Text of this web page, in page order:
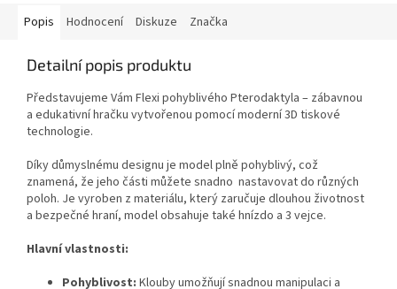
Popis Hodnocení Diskuze Značka
Detailní popis produktu
Představujeme Vám Flexi pohyblivého Pterodaktyla – zábavnou
a edukativní hračku vytvořenou pomocí moderní 3D tiskové
technologie.
Díky důmyslnému designu je model plně pohyblivý, což
znamená, že jeho části můžete snadno nastavovat do různých
poloh. Je vyroben z materiálu, který zaručuje dlouhou životnost
a bezpečné hraní, model obsahuje také hnízdo a 3 vejce.
Hlavní vlastnosti:
Pohyblivost: Klouby umožňují snadnou manipulaci a